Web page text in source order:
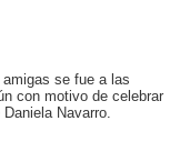
se fue a las
con motivo de celebrar
Navarro.